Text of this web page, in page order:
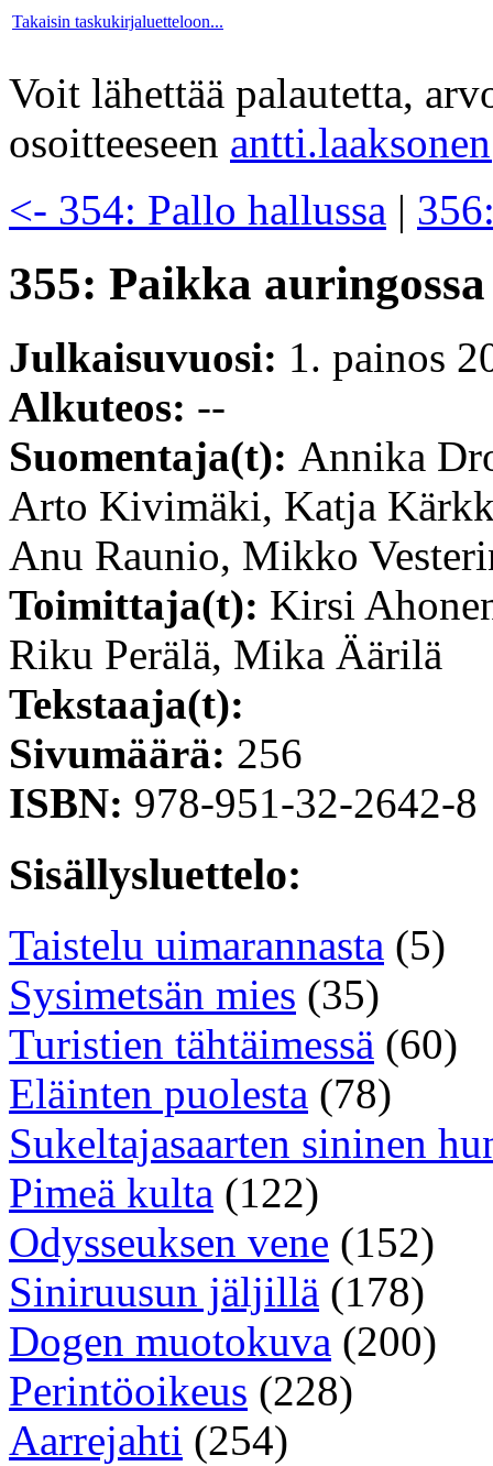
Takaisin taskukirjaluetteloon...
Voit lähettää palautetta,
osoitteeseen
<- 354: Pallo hallussa |
355: Paikka auringossa
Julkaisuvuosi: 1. painos
Alkuteos: --
Suomentaja(t): Annika
Arto Kivimäki, Katja
Anu Raunio, Mikko
Toimittaja(t): Kirsi
Riku Perälä, Mika Äärilä
Tekstaaja(t):
Sivumäärä: 256
ISBN: 978-951-32-2642-8
Sisällysluettelo:
Taistelu uimarannasta (5)
Sysimetsän mies (35)
Turistien tähtäimessä (60)
Eläinten puolesta (78)
Sukeltajasaarten sininen
Pimeä kulta (122)
Odysseuksen vene (152)
Siniruusun jäljillä (178)
Dogen muotokuva (200)
Perintöoikeus (228)
Aarrejahti (254)